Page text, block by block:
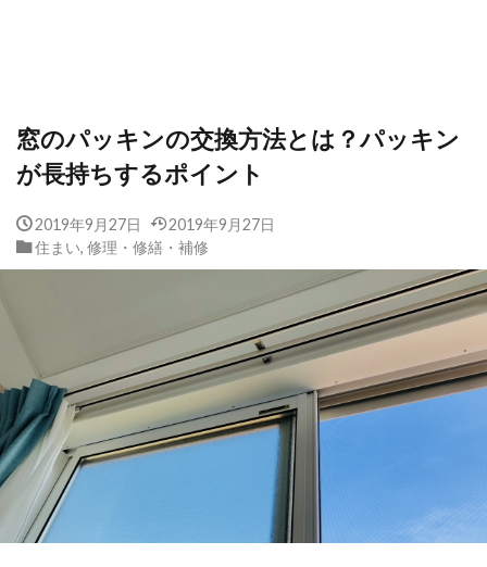
窓のパッキンの交換方法とは？パッキン
が長持ちするポイント
2019年9月27日
2019年9月27日
住まい, 修理・修繕・補修